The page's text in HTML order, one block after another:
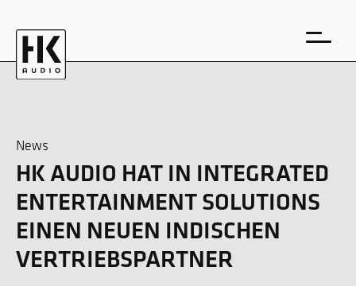
EN DE
News
HK AUDIO HAT IN INTEGRATED
ENTERTAINMENT SOLUTIONS
EINEN NEUEN INDISCHEN
VERTRIEBSPARTNER